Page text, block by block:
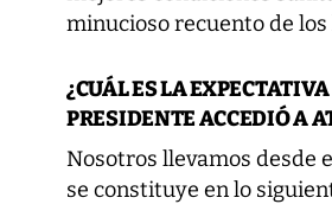
minucioso recuento de
¿CUÁL ES LA
PRESIDENTE ACCEDIÓ A
Nosotros llevamos desde
se constituye en lo